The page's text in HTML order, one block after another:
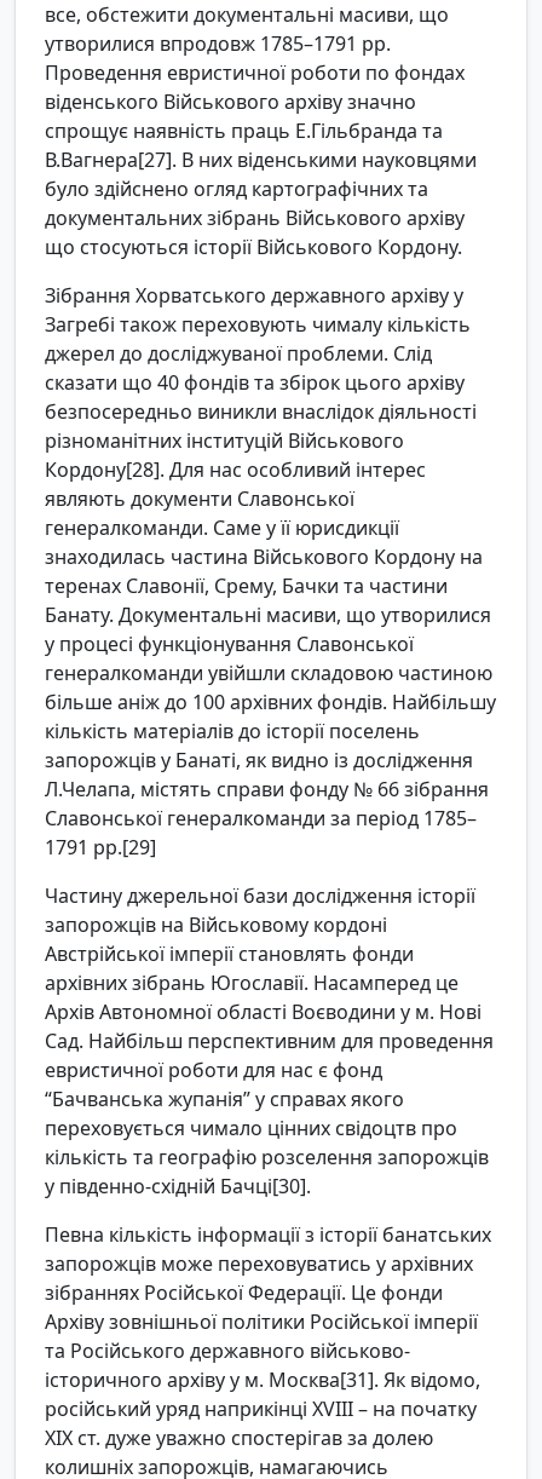
все, обстежити документальні масиви, що
утворилися впродовж 1785–1791 рр.
Проведення евристичної роботи по фондах
віденського Військового архіву значно
спрощує наявність праць Е.Гільбранда та
В.Вагнера[27]. В них віденськими науковцями
було здійснено огляд картографічних та
документальних зібрань Військового архіву
що стосуються історії Військового Кордону.
Зібрання Хорватського державного архіву у
Загребі також переховують чималу кількість
джерел до досліджуваної проблеми. Слід
сказати що 40 фондів та збірок цього архіву
безпосередньо виникли внаслідок діяльності
різноманітних інституцій Військового
Кордону[28]. Для нас особливий інтерес
являють документи Славонської
генералкоманди. Саме у її юрисдикції
знаходилась частина Військового Кордону на
теренах Славонії, Срему, Бачки та частини
Банату. Документальні масиви, що утворилися
у процесі функціонування Славонської
генералкоманди увійшли складовою частиною
більше аніж до 100 архівних фондів. Найбільшу
кількість матеріалів до історії поселень
запорожців у Банаті, як видно із дослідження
Л.Челапа, містять справи фонду № 66 зібрання
Славонської генералкоманди за період 1785–
1791 рр.[29]
Частину джерельної бази дослідження історії
запорожців на Військовому кордоні
Австрійської імперії становлять фонди
архівних зібрань Югославії. Насамперед це
Архів Автономної області Воєводини у м. Нові
Сад. Найбільш перспективним для проведення
евристичної роботи для нас є фонд
“Бачванська жупанія” у справах якого
переховується чимало цінних свідоцтв про
кількість та географію розселення запорожців
у південно-східній Бачці[30].
Певна кількість інформації з історії банатських
запорожців може переховуватись у архівних
зібраннях Російської Федерації. Це фонди
Архіву зовнішньої політики Російської імперії
та Російського державного військово-
історичного архіву у м. Москва[31]. Як відомо,
російський уряд наприкінці XVIII – на початку
ХІХ ст. дуже уважно спостерігав за долею
колишніх запорожців, намагаючись